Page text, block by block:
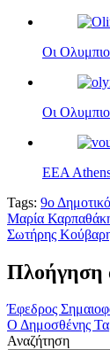
Οι
Οι
EEA
Tags: 9ο
Μαρία
Σωτήρης
Πλοήγηση
Έφεδρος
Ο Δημοσθένης
Αναζήτηση